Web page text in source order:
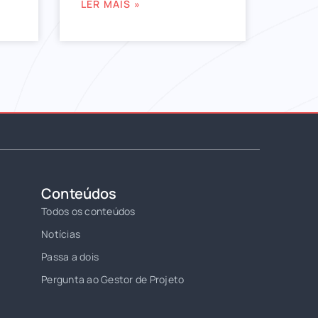
LER MAIS »
Conteúdos
Todos os conteúdos
Notícias
Passa a dois
Pergunta ao Gestor de Projeto